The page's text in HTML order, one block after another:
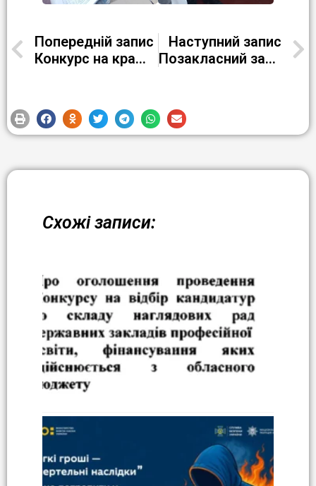
Попередній запис
Конкурс на кращого знавця предмету “Охорона праці”
Наступний запис
Позакласний захід з хімії “Хімія допомагає боронити Україну”
Схожі записи: